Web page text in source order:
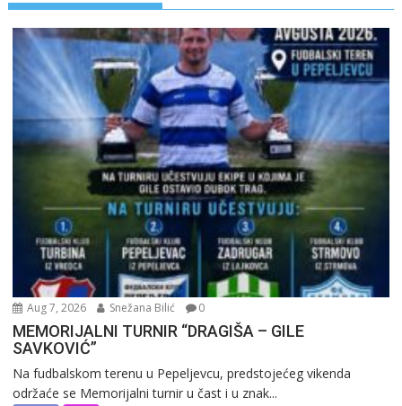
Aug 7, 2026 Snežana Bilić 0
MEMORIJALNI TURNIR “DRAGIŠA – GILE
SAVKOVIĆ”
Na fudbalskom terenu u Pepeljevcu, predstojećeg vikenda
održaće se Memorijalni turnir u čast i u znak...